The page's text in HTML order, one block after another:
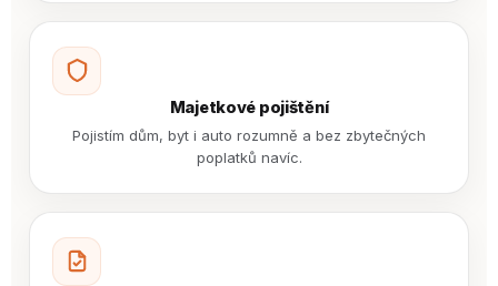
Majetkové pojištění
Pojistím dům, byt i auto rozumně a bez zbytečných
poplatků navíc.